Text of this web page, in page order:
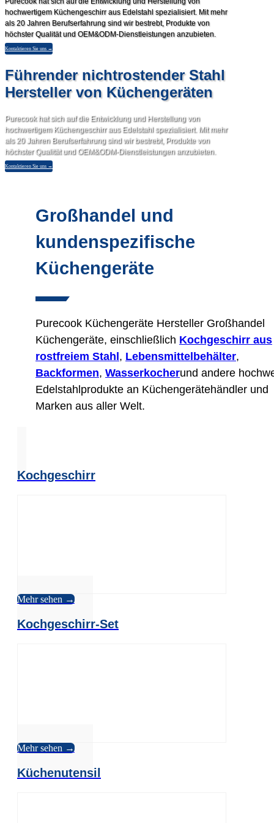
hochwertigem Küchengeschirr aus Edelstahl spezialisiert. Mit mehr
als 20 Jahren Berufserfahrung sind wir bestrebt, Produkte von
höchster Qualität und OEM&ODM-Dienstleistungen anzubieten.
Kontaktieren Sie uns →
Führender nichtrostender Stahl
Hersteller von Küchengeräten
Purecook hat sich auf die Entwicklung und Herstellung von
hochwertigem Küchengeschirr aus Edelstahl spezialisiert. Mit mehr
als 20 Jahren Berufserfahrung sind wir bestrebt, Produkte von
höchster Qualität und OEM&ODM-Dienstleistungen anzubieten.
Kontaktieren Sie uns →
Großhandel und
kundenspezifische
Küchengeräte
Purecook Küchengeräte Hersteller Großhandel
Küchengeräte, einschließlich Kochgeschirr aus
rostfreiem Stahl, Lebensmittelbehälter,
Backformen, Wasserkocherund andere
Edelstahlprodukte an Küchengerätehändler und
Marken aus aller Welt.
Kochgeschirr
Mehr sehen →
Kochgeschirr-Set
Mehr sehen →
Küchenutensil